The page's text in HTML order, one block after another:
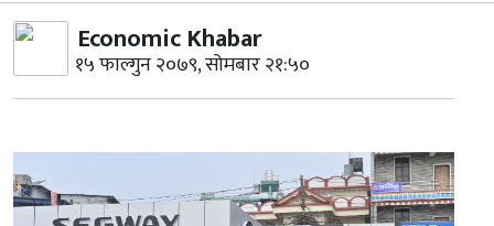
Economic Khabar
१५ फाल्गुन २०७९, सोमबार २१:५०